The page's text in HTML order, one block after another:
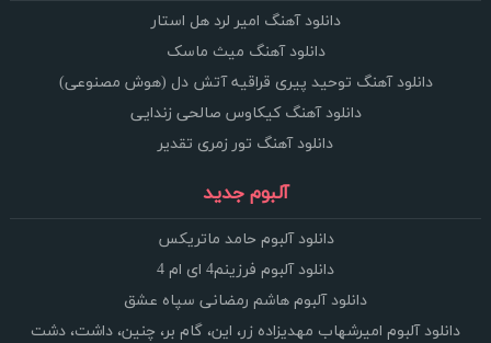
دانلود آهنگ امیر لرد هل استار
دانلود آهنگ میث ماسک
دانلود آهنگ توحید پیری قراقیه آتش دل (هوش مصنوعی)
دانلود آهنگ کیکاوس صالحی زندایی
دانلود آهنگ تور زمری تقدیر
آلبوم جدید
دانلود آلبوم حامد ماتریکس
دانلود آلبوم فرزینم4 ای ام 4
دانلود آلبوم هاشم رمضانی سپاه عشق
دانلود آلبوم امیرشهاب مهدیزاده زر، این، گام بر، چنین، داشت، دشت